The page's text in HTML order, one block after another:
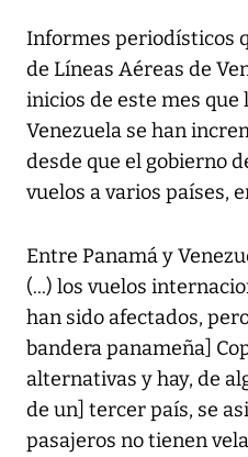
Informes periodísticos
de Líneas Aéreas de
inicios de este mes que
Venezuela se han
desde que el gobierno
vuelos a varios países,
Entre Panamá y
(...) los vuelos
han sido afectados,
bandera panameña]
alternativas y hay, de
de un] tercer país, se
pasajeros no tienen